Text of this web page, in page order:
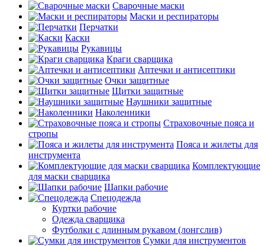
Сварочные маски
Маски и респираторы
Перчатки
Каски
Рукавицы
Краги сварщика
Аптечки и антисептики
Очки защитные
Щитки защитные
Наушники защитные
Наколенники
Страховочные пояса и
стропы
Пояса и жилеты для
инструмента
Комплектующие
для маски сварщика
Шапки рабочие
Спецодежда
Куртки рабочие
Одежда сварщика
Футболки с длинным рукавом (лонгслив)
Сумки для инструментов